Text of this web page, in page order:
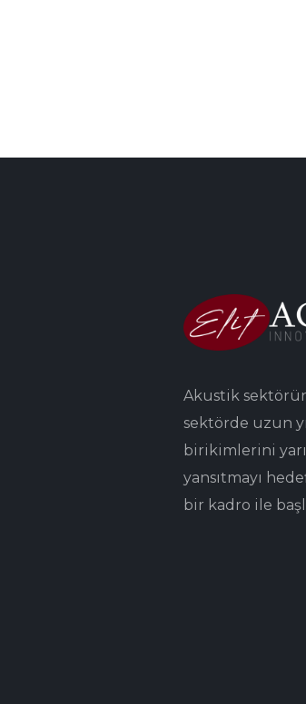
Akustik
sektörde uzun
birikimlerini
yansıtmayı
bir kadro ile